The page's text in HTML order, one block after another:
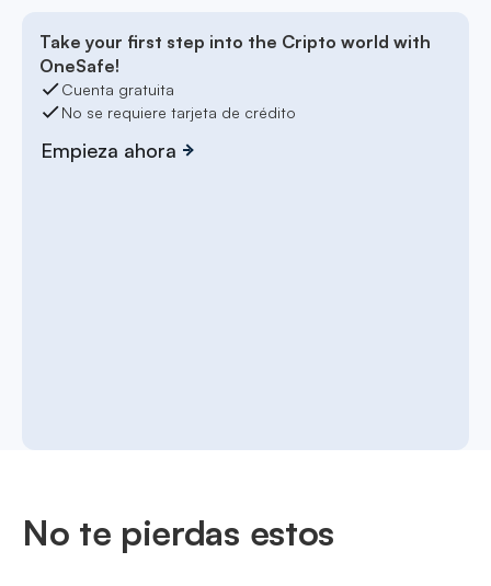
Take your first step into the Cripto world with
OneSafe!
Cuenta gratuita
No se requiere tarjeta de crédito
Empieza ahora
No te pierdas estos